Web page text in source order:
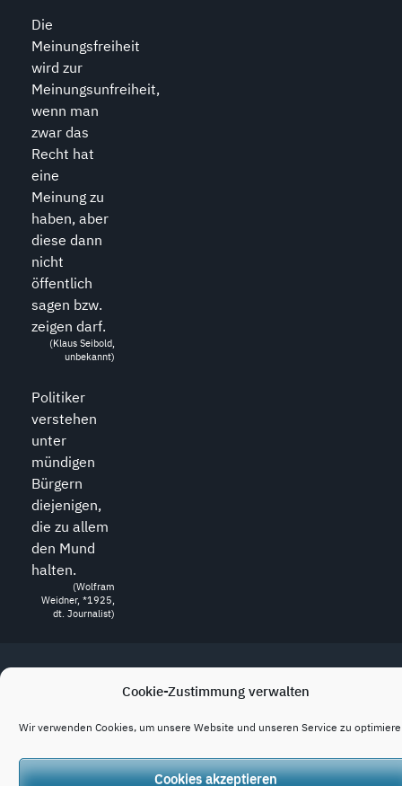
Cookie-Zustimmung verwalten
Wir verwenden Cookies, um unsere Website und unseren Service zu
Cookies akzeptieren
Die
Meinungsfreiheit
wird zur
Meinungsunfreiheit,
wenn man
zwar das
Recht hat
eine
Meinung zu
haben, aber
diese dann
nicht
öffentlich
sagen bzw.
zeigen darf.
(Klaus Seibold,
unbekannt)
Politiker
verstehen
unter
mündigen
Bürgern
diejenigen,
die zu allem
den Mund
halten.
(Wolfram
Weidner, *1925,
dt. Journalist)